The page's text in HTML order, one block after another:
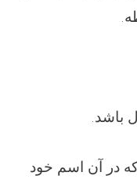
.
باشد.
در آن اسم خود